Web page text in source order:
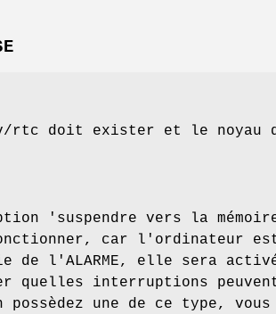
rtc doit exister et le noyau
'suspendre vers la
car l'ordinateur est
l'ALARME, elle sera
quelles interruptions
possèdez une de ce type,